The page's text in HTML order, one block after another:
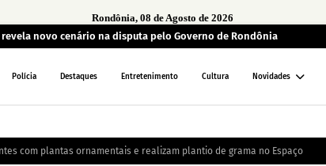
Rondônia, 08 de Agosto de 2026
revela novo cenário na disputa pelo Governo de Rondônia
Polícia Destaques Entretenimento Cultura Novidades
com plantas ornamentais e realizam plantio de grama no Espaço